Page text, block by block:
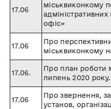
17.06
міськвиконкому
офіс»
17.06
Про
міськвиконкому
17.06.
Про план роботи
липень 2020 року.
17.06
Про звернення,
установ,